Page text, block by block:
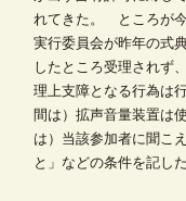
れてきた。 ところが今
実行委員会が昨年の式
したところ受理されず
理上支障となる行為は
間は）拡声音量装置は
は）当該参加者に聞こ
と」などの条件を記し